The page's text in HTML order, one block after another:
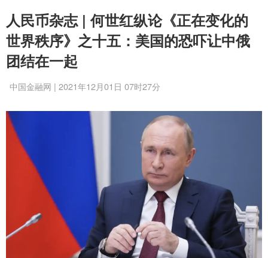
人民币杂志 | 何世红纵论《正在变化的
世界秩序》之十五：美国的恐吓让中俄
团结在一起
中国金融网 | 2021年12月01日 07时27分